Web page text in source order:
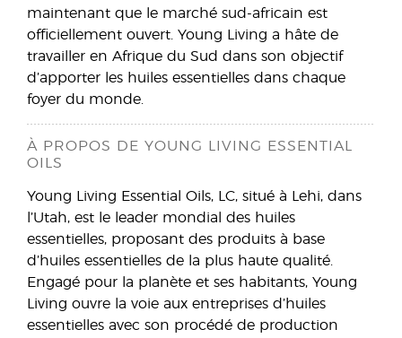
maintenant que le marché sud-africain est
officiellement ouvert. Young Living a hâte de
travailler en Afrique du Sud dans son objectif
d’apporter les huiles essentielles dans chaque
foyer du monde.
À PROPOS DE YOUNG LIVING ESSENTIAL
OILS
Young Living Essential Oils, LC, situé à Lehi, dans
l’Utah, est le leader mondial des huiles
essentielles, proposant des produits à base
d’huiles essentielles de la plus haute qualité.
Engagé pour la planète et ses habitants, Young
Living ouvre la voie aux entreprises d’huiles
essentielles avec son procédé de production